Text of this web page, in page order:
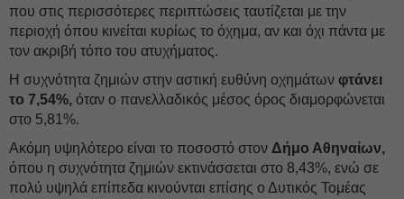
που στις περισσότερες περιπτώσεις ταυτίζεται με την
περιοχή όπου κινείται κυρίως το όχημα, αν και όχι πάντα με
τον ακριβή τόπο του ατυχήματος.
Η συχνότητα ζημιών στην αστική ευθύνη οχημάτων φτάνει
το 7,54%, όταν ο πανελλαδικός μέσος όρος διαμορφώνεται
στο 5,81%.
Ακόμη υψηλότερο είναι το ποσοστό στον Δήμο Αθηναίων,
όπου η συχνότητα ζημιών εκτινάσσεται στο 8,43%, ενώ σε
πολύ υψηλά επίπεδα κινούνται επίσης ο Δυτικός Τομέας